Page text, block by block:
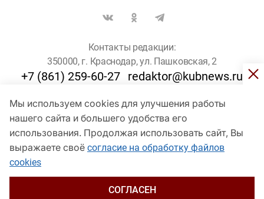
Мы используем cookies для улучшения работы
нашего сайта и большего удобства его
использования. Продолжая использовать сайт, Вы
выражаете своё согласие на обработку файлов
cookies
СОГЛАСЕН
Контакты редакции:
350000, г. Краснодар, ул. Пашковская, 2
+7 (861) 259-60-27 redaktor@kubnews.ru
Для пользователей старше 16 лет
© Кубанские Новости, 2017
Сетевое издание «kubnews» зарегистрировано Федеральной
службой по надзору в сфере связи, информационных технологий
и массовых коммуникаций (Роскомнадзор). Регистрационный
Пашковская, 2). Главный редактор – Филиппов О. Ю.